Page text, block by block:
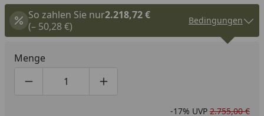
So zahlen Sie nur2.218,72 €
(– 50,28 €)
Bedingungen
Menge
Produktmenge um eins verringern
Produktmenge manuell eingeben
Produktmenge um eins erhöhen
-17% UVP 2.755,00 €